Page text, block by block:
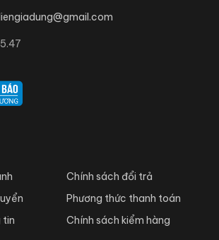
tin
Chính sách đổi trả
Phương thức thanh toán
Chính sách kiểm hàng